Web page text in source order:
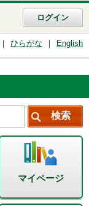
ログイン
ひらがな English
マイページ